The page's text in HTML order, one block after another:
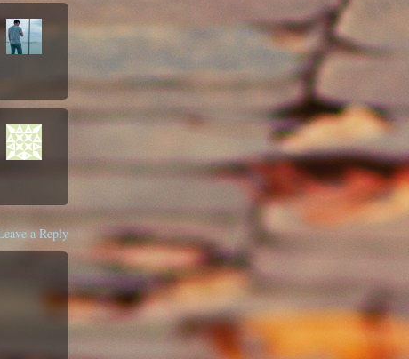
a Reply